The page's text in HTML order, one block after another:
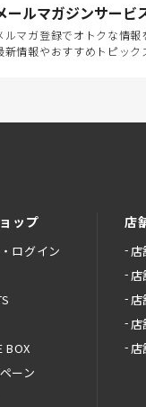
ールマガジンサービ
ルマガ登録でオトクな情報
新情報やおすすめトピック
ップ
ログイン
BOX
ーン
店